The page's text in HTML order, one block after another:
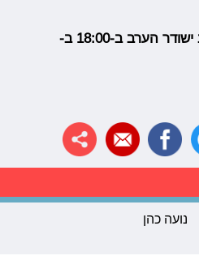
פרק הסיום של אינסטה בייב ישודר הערב ב-18:00 ב-
נועה כהן